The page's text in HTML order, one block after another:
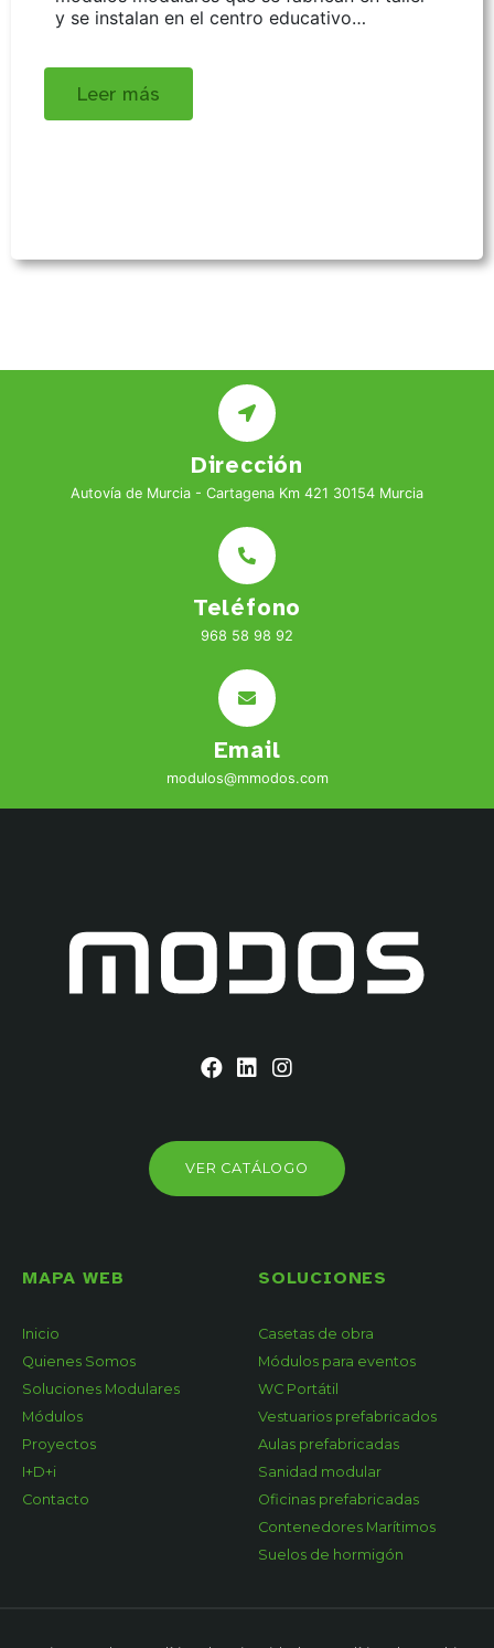
y se instalan en el centro educativo…
Leer más
Dirección
Autovía de Murcia - Cartagena Km 421 30154 Murcia
Teléfono
968 58 98 92
Email
modulos@mmodos.com
VER CATÁLOGO
MAPA WEB
Inicio
Quienes Somos
Soluciones Modulares
Módulos
Proyectos
I+D+i
Contacto
SOLUCIONES
Casetas de obra
Módulos para eventos
WC Portátil
Vestuarios prefabricados
Aulas prefabricadas
Sanidad modular
Oficinas prefabricadas
Contenedores Marítimos
Suelos de hormigón